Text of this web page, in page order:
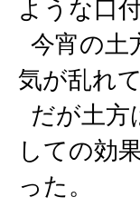
ような口
今宵の土
気が乱れ
だが土方
しての効
った。